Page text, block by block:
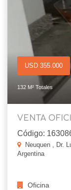
USD 355.000
132 M² Totales
VENTA
Código:
Neuquen , Dr.
Argentina
Oficina